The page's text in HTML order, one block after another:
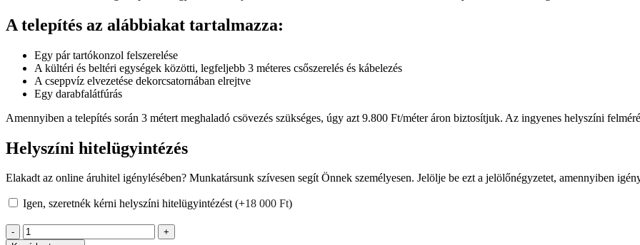
A telepítés az alábbiakat tartalmazza:
Egy pár tartókonzol felszerelése
A kültéri és beltéri egységek közötti, legfeljebb 3 méteres csőszerelés és kábelezés
A cseppvíz elvezetése dekorcsatornában elrejtve
Egy darabfalátfúrás
Amennyiben a telepítés során 3 métert meghaladó csövezés szükséges, úgy azt 9.800 Ft/méter áron biztosítjuk. Az ingyenes helyszíni
Helyszíni hitelügyintézés
Elakadt az online áruhitel igénylésében? Munkatársunk szívesen segít Önnek személyesen. Jelölje be ezt a jelölőnégyzetet, amennyiben
Igen, szeretnék kérni helyszíni hitelügyintézést(+18 000 Ft)
ANDE